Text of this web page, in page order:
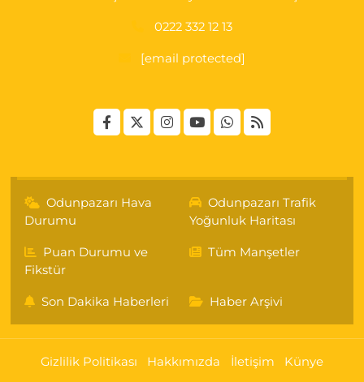
0222 332 12 13
[email protected]
Odunpazarı Hava
Durumu
Odunpazarı Trafik
Yoğunluk Haritası
Puan Durumu ve
Fikstür
Tüm Manşetler
Son Dakika Haberleri Haber Arşivi
Gizlilik Politikası Hakkımızda İletişim Künye